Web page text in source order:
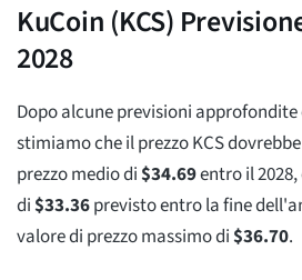
KuCoin (KCS)
2028
Dopo alcune previsioni
stimiamo che il prezzo KCS
prezzo medio di$34.69entro il
di$33.36previsto entro la fine
valore di prezzo massimo di$36.70.